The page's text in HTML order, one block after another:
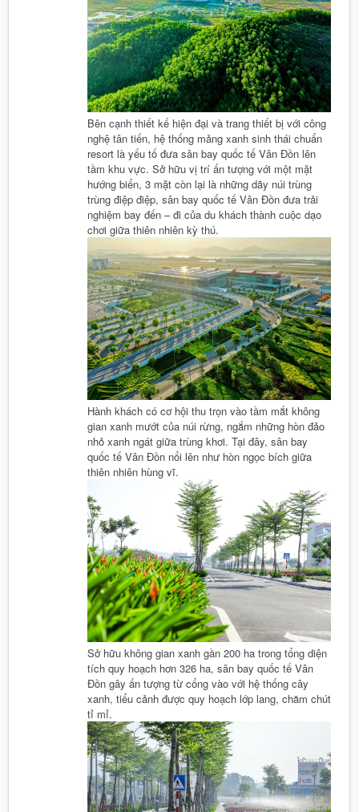
Bên cạnh thiết kế hiện đại và trang thiết bị với công
nghệ tân tiến, hệ thống mảng xanh sinh thái chuẩn
resort là yếu tố đưa sân bay quốc tế Vân Đồn lên
tầm khu vực. Sở hữu vị trí ấn tượng với một mặt
hướng biển, 3 mặt còn lại là những dãy núi trùng
trùng điệp điệp, sân bay quốc tế Vân Đồn đưa trải
nghiệm bay đến – đi của du khách thành cuộc dạo
chơi giữa thiên nhiên kỳ thú.
Hành khách có cơ hội thu trọn vào tầm mắt không
gian xanh mướt của núi rừng, ngắm những hòn đảo
nhỏ xanh ngát giữa trùng khơi. Tại đây, sân bay
quốc tế Vân Đồn nổi lên như hòn ngọc bích giữa
thiên nhiên hùng vĩ.
Sở hữu không gian xanh gần 200 ha trong tổng diện
tích quy hoạch hơn 326 ha, sân bay quốc tế Vân
Đồn gây ấn tượng từ cổng vào với hệ thống cây
xanh, tiểu cảnh được quy hoạch lớp lang, chăm chút
tỉ mỉ.